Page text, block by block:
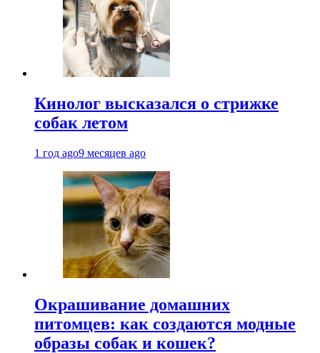
Кинолог высказался о стрижке
собак летом
1 год ago9 месяцев ago
Окрашивание домашних
питомцев: как создаются модные
образы собак и кошек?